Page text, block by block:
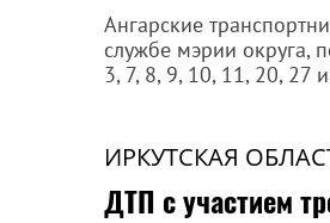
Ангарские
службе мэрии округа,
3, 7, 8, 9, 10, 11, 20, 27
ИРКУТСКАЯ
ДТП с участием